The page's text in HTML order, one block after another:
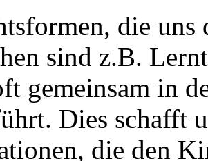
die
sind z.B.
gemeinsam in
Dies schafft
die den